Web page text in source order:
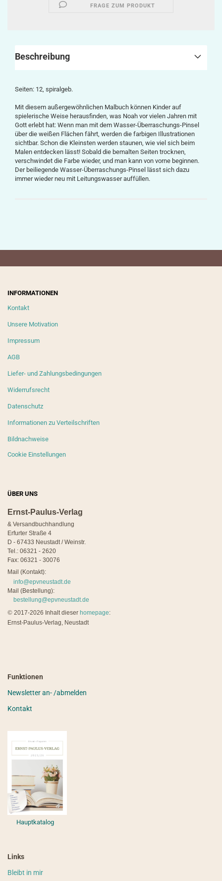
FRAGE ZUM PRODUKT
Beschreibung
Seiten: 12, spiralgeb.
Mit diesem außergewöhnlichen Malbuch können Kinder auf
spielerische Weise herausfinden, was Noah vor vielen Jahren mit
Gott erlebt hat: Wenn man mit dem Wasser-Überraschungs-Pinsel
über die weißen Flächen fährt, werden die farbigen Illustrationen
sichtbar. Schon die Kleinsten werden staunen, wie viel sich beim
Malen entdecken lässt! Sobald die bemalten Seiten trocknen,
verschwindet die Farbe wieder, und man kann von vorne beginnen.
Der beiliegende Wasser-Überraschungs-Pinsel lässt sich dazu
immer wieder neu mit Leitungswasser auffüllen.
INFORMATIONEN
Kontakt
Unsere Motivation
Impressum
AGB
Liefer- und Zahlungsbedingungen
Widerrufsrecht
Datenschutz
Informationen zu Verteilschriften
Bildnachweise
Cookie Einstellungen
ÜBER UNS
Ernst-Paulus-Verlag
& Versandbuchhandlung
Erfurter Straße 4
D - 67433 Neustadt / Weinstr.
Tel.: 06321 - 2620
Fax: 06321 - 30076
Mail (Kontakt):
info@epvneustadt.de
Mail (Bestellung):
bestellung@epvneustadt.de
© 2017-2026 Inhalt dieser homepage:
Ernst-Paulus-Verlag, Neustadt
Funktionen
Newsletter an- /abmelden
Kontakt
Hauptkatalog
Links
Bleibt in mir